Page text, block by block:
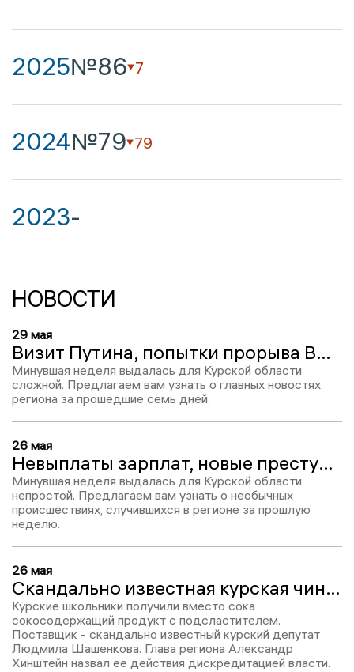
2025№86 7
2024№79 79
2023-
НОВОСТИ
29 мая
Визит Путина, попытки прорыва ВСУ, режим ЧС из-за заморозков. Курская область сегодня
Минувшая неделя выдалась для Курской области
сложной. Предлагаем вам узнать о главных новостях
региона за прошедшие семь дней.
26 мая
Невыплаты зарплат, новые преступления калужского зверя, новые схемы мошенников. Необычные ЧП Курской области
Минувшая неделя выдалась для Курской области
непростой. Предлагаем вам узнать о необычных
происшествиях, случившихся в регионе за прошлую
неделю.
26 мая
Скандально известная курская чиновница кормила детей некачественной едой
Курские школьники получили вместо сока
сокосодержащий продукт с подсластителем.
Поставщик - скандально известный курский депутат
Людмила Шашенкова. Глава региона Александр
Хинштейн назвал ее действия дискредитацией власти.